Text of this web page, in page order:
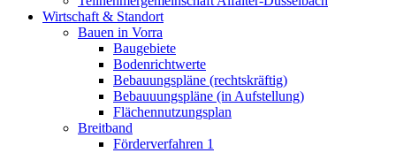
Wirtschaft & Standort
Bauen in Vorra
Baugebiete
Bodenrichtwerte
Bebauungspläne (rechtskräftig)
Bebauuungspläne (in Aufstellung)
Flächennutzungsplan
Breitband
Förderverfahren 1